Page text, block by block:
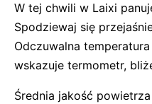
W tej chwili w Laixi
Spodziewaj się
Odczuwalna
wskazuje termometr,
Średnia jakość